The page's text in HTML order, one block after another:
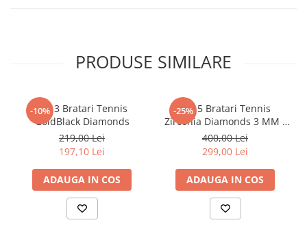
PRODUSE SIMILARE
-10%
Set 3 Bratari Tennis
GoldBlack Diamonds
219,00 Lei
197,10 Lei
ADAUGA IN COS
-25%
Set 5 Bratari Tennis
Zirconia Diamonds 3 MM /
19.5 CM
400,00 Lei
299,00 Lei
ADAUGA IN COS